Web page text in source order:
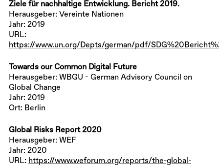
Ziele für nachhaltige Entwicklung. Bericht 2019.
Herausgeber: Vereinte Nationen
Jahr: 2019
URL:
https://www.un.org/Depts/german/pdf/
Towards our Common Digital Future
Herausgeber: WBGU - German Advisory Council on
Global Change
Jahr: 2019
Ort: Berlin
Global Risks Report 2020
Herausgeber: WEF
Jahr: 2020
URL: https://www.weforum.org/reports/the-global-